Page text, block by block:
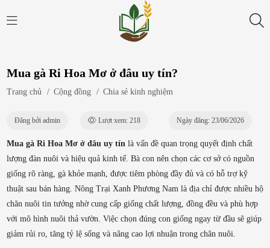
Mua gà Ri Hoa Mơ ở đâu uy tín?
Trang chủ / Cộng đồng / Chia sẻ kinh nghiệm
Đăng bởi admin Lượt xem: 218 Ngày đăng: 23/06/2026
Mua gà Ri Hoa Mơ ở đâu uy tínlà vấn đề quan trọng quyết định chất
lượng đàn nuôi và hiệu quả kinh tế. Bà con nên chọn các cơ sở có nguồn
giống rõ ràng, gà khỏe mạnh, được tiêm phòng đầy đủ và có hỗ trợ kỹ
thuật sau bán hàng. Nông Trại Xanh Phương Nam là địa chỉ được nhiều hộ
chăn nuôi tin tưởng nhờ cung cấp giống chất lượng, đồng đều và phù hợp
với mô hình nuôi thả vườn. Việc chọn đúng con giống ngay từ đầu sẽ giúp
giảm rủi ro, tăng tỷ lệ sống và nâng cao lợi nhuận trong chăn nuôi.